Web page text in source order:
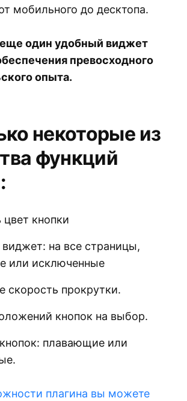
мобильного до десктопа.
один удобный виджет
превосходного
опыта.
некоторые из
функций
кнопки
виджет: на все страницы,
или исключенные
скорость прокрутки.
кнопок на выбор.
плавающие или
плагина вы можете